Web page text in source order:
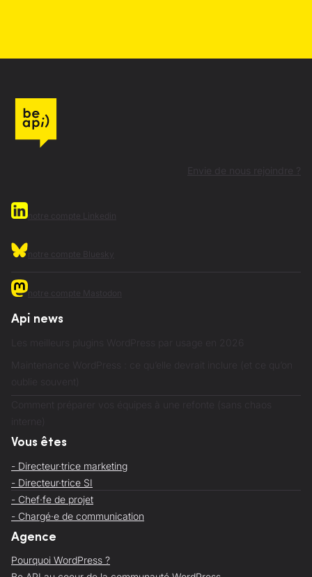
Envie de nous rejoindre ?
Api news
Vous êtes
- Directeur·trice marketing
- Directeur·trice SI
- Chef·fe de projet
- Chargé·e de communication
Agence
Pourquoi WordPress ?